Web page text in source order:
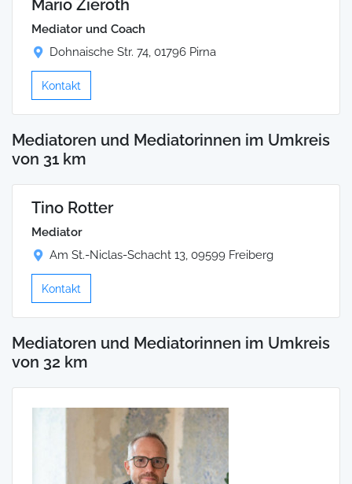
Mario Zieroth
Mediator und Coach
Dohnaische Str. 74, 01796 Pirna
Kontakt
Mediatoren und Mediatorinnen im Umkreis
von 31 km
Tino Rotter
Mediator
Am St.-Niclas-Schacht 13, 09599 Freiberg
Kontakt
Mediatoren und Mediatorinnen im Umkreis
von 32 km